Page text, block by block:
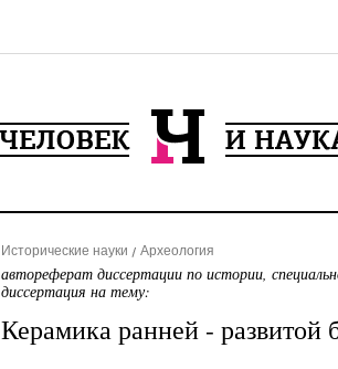
Исторические науки Археология
автореферат диссертации по истории,
диссертация на тему:
Керамика ранней -